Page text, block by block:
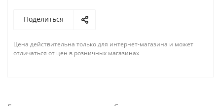
Поделиться
Цена действительна только для интернет-магазина и может
отличаться от цен в розничных магазинах